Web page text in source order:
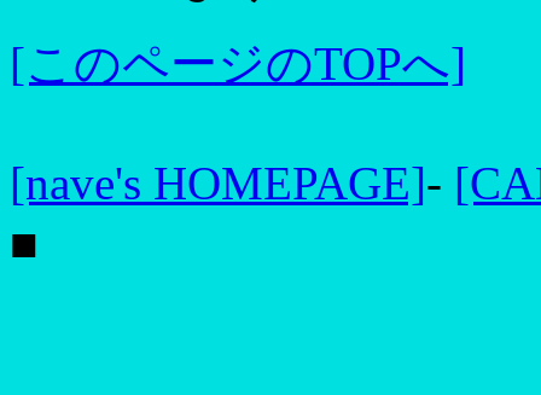
[このページのTOPへ]
[nave's HOMEPAGE]-
■